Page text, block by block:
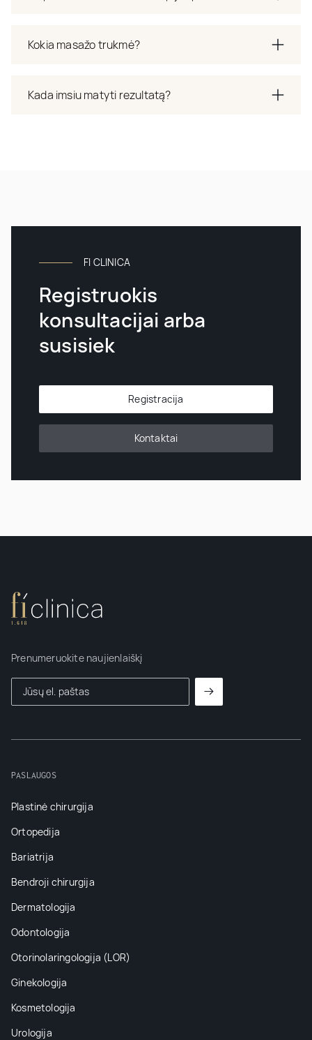
Kokia masažo trukmė?
Kada imsiu matyti rezultatą?
FI CLINICA
Registruokis
konsultacijai arba
susisiek
Registracija
Kontaktai
Prenumeruokite naujienlaiškį
PASLAUGOS
Plastinė chirurgija
Ortopedija
Bariatrija
Bendroji chirurgija
Dermatologija
Odontologija
Otorinolaringologija (LOR)
Ginekologija
Kosmetologija
Urologija